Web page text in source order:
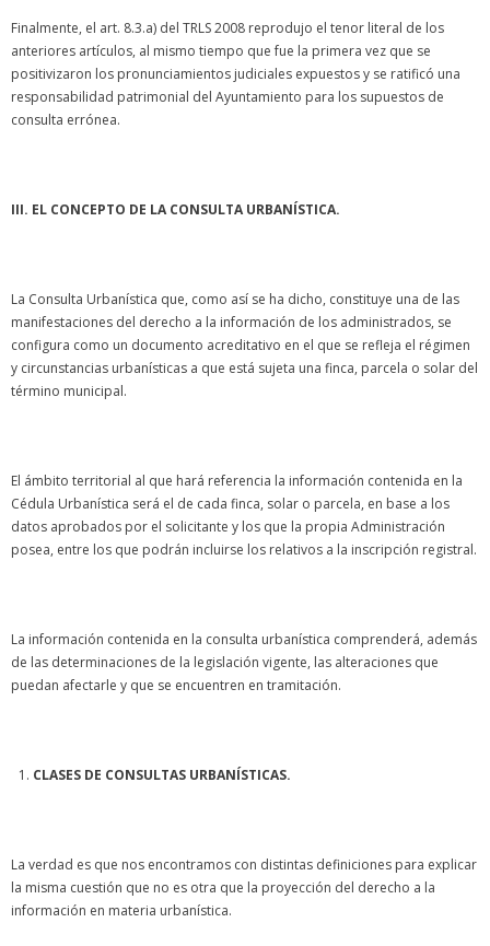
Finalmente, el art. 8.3.a) del TRLS 2008 reprodujo el tenor literal de los
anteriores artículos, al mismo tiempo que fue la primera vez que se
positivizaron los pronunciamientos judiciales expuestos y se ratificó una
responsabilidad patrimonial del Ayuntamiento para los supuestos de
consulta errónea.
III. EL CONCEPTO DE LA CONSULTA URBANÍSTICA.
La Consulta Urbanística que, como así se ha dicho, constituye una de las
manifestaciones del derecho a la información de los administrados, se
configura como un documento acreditativo en el que se refleja el régimen
y circunstancias urbanísticas a que está sujeta una finca, parcela o solar del
término municipal.
El ámbito territorial al que hará referencia la información contenida en la
Cédula Urbanística será el de cada finca, solar o parcela, en base a los
datos aprobados por el solicitante y los que la propia Administración
posea, entre los que podrán incluirse los relativos a la inscripción registral.
La información contenida en la consulta urbanística comprenderá, además
de las determinaciones de la legislación vigente, las alteraciones que
puedan afectarle y que se encuentren en tramitación.
CLASES DE CONSULTAS URBANÍSTICAS.
La verdad es que nos encontramos con distintas definiciones para explicar
la misma cuestión que no es otra que la proyección del derecho a la
información en materia urbanística.